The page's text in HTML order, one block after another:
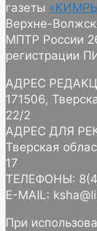
газеты
Верхне-
МПТР России
регистрации
АДРЕС
171506,
22/2
АДРЕС ДЛЯ
Тверская
17
ТЕЛЕФОНЫ:
E-MAIL:
При